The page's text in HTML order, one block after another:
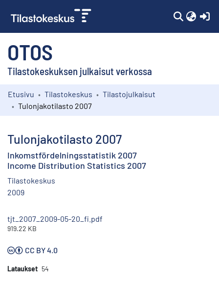
OTOS
Tilastokeskuksen julkaisut verkossa
Kokoelmat
Etusivu Tilastokeskus
Tilastojulkaisut
Tulonjakotilasto 2007
Tulonjakotilasto 2007
Inkomstfördelningsstatistik 2007
Income Distribution Statistics 2007
Tilastokeskus
2009
tjt_2007_2009-05-20_fi.pdf
919.22 KB
CC BY 4.0
Lataukset 54